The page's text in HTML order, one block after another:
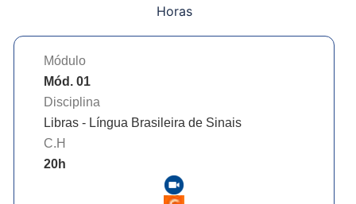
Horas
Módulo
Mód. 01
Disciplina
Libras - Língua Brasileira de Sinais
C.H
20h